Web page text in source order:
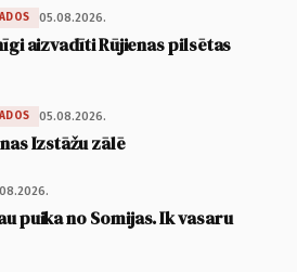
05.08.2026.
aizvadīti Rūjienas pilsētas
05.08.2026.
Izstāžu zālē
puika no Somijas. Ik vasaru